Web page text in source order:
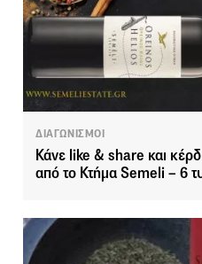
ΔΙΑΓΩΝΙΣΜΟΙ
Κάνε like & share και
από το Κτήμα Semeli – 6